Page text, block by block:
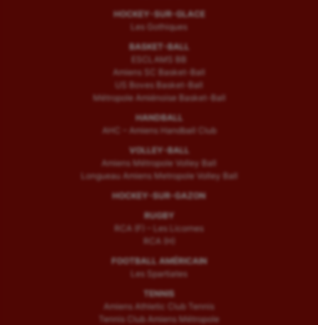
HOCKEY-SUR-GLACE
Les Gothiques
BASKET-BALL
ESCLAMS BB
Amiens SC Basket-Ball
US Boves Basket-Ball
Métropole Amiénoise Basket-Ball
HANDBALL
AHC – Amiens Handball Club
VOLLEY-BALL
Amiens Métropole Volley Ball
Longueau Amiens Metropole Volley Ball
HOCKEY-SUR-GAZON
RUGBY
RCA (F) – Les Licornes
RCA (H)
FOOTBALL AMÉRICAIN
Les Spartiates
TENNIS
Amiens Athletic Club Tennis
Tennis Club Amiens Métropole